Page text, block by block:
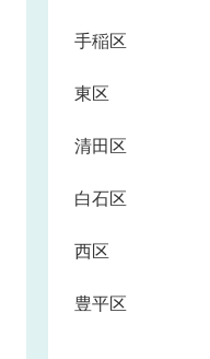
手稲区
東区
清田区
白石区
西区
豊平区